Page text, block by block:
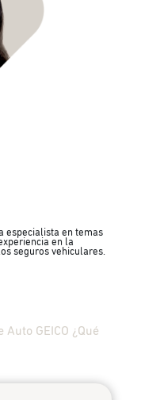
especialista en temas
en la
seguros vehiculares.
Auto GEICO ¿Qué